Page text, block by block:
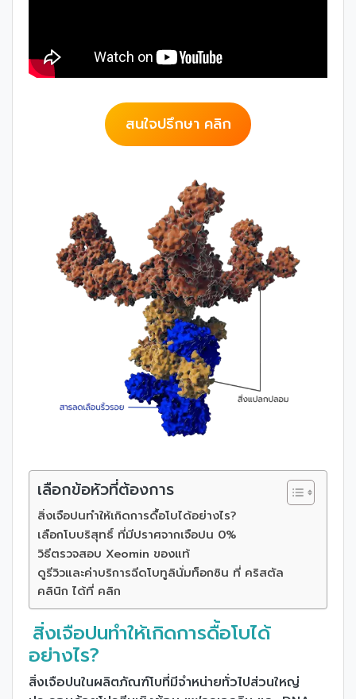
สนใจปรึกษา คลิก
เลือกข้อหัวที่ต้องการ
สิ่งเจือปนทำให้เกิดการดื้อโบได้อย่างไร?
เลือกโบบริสุทธิ์ ที่มีปราศจากเจือปน 0%
วิธีตรวจสอบ Xeomin ของแท้
ดูรีวิวและค่าบริการฉีดโบทูลินั่มท็อกซิน ที่ คริสตัล
คลินิก ได้ที่ คลิก
สิ่งเจือปนทำให้เกิดการดื้อโบได้
อย่างไร?
สิ่งเจือปนในผลิตภัณฑ์โบที่มีจำหน่ายทั่วไปส่วนใหญ่